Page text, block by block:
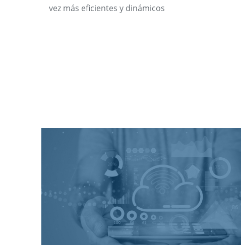
vez más eficientes y dinámicos